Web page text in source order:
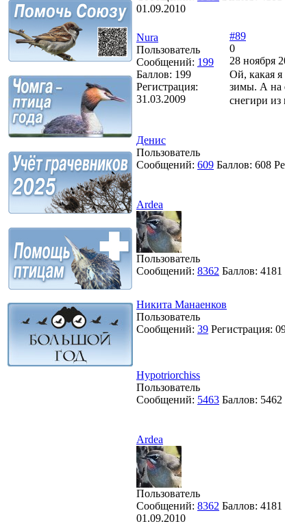
01.09.2010
Nura
Пользователь
Сообщений: 199
Баллов: 199
Регистрация:
31.03.2009
#89
0
28 ноября
Ой, какая
зимы. А на
снегири
Денис
Пользователь
Сообщений: 609 Баллов: 608
Ardea
Пользователь
Сообщений: 8362 Баллов: 4181
Никита Манаенков
Пользователь
Сообщений: 39 Регистрация:
Hypotriorchiss
Пользователь
Сообщений: 5463 Баллов: 5462
Ardea
Пользователь
Сообщений: 8362 Баллов: 4181
01.09.2010